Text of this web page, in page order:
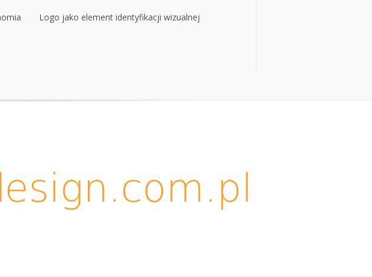
Logo jako element identyfikacji wizualnej